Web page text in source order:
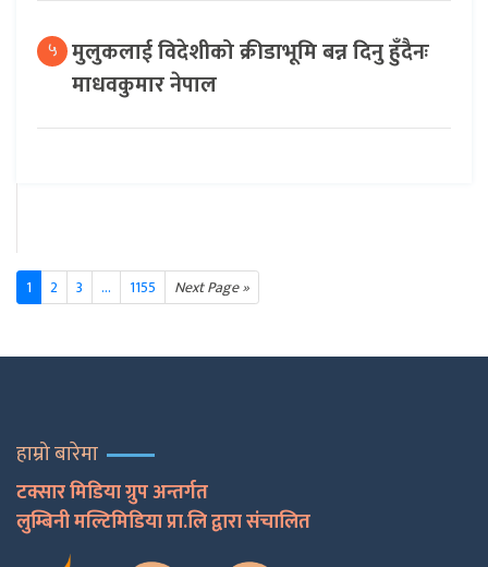
५ मुलुकलाई विदेशीको क्रीडाभूमि बन्न दिनु हुँदैनः
माधवकुमार नेपाल
1 2 3 ... 1155 Next Page »
हाम्रो बारेमा
टक्सार मिडिया ग्रुप अन्तर्गत
लुम्बिनी मल्टिमिडिया प्रा.लि द्वारा संचालित